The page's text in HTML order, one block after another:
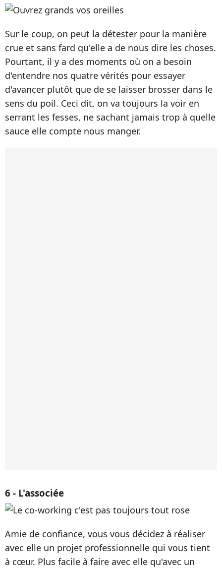
Sur le coup, on peut la détester pour la manière
crue et sans fard qu'elle a de nous dire les choses.
Pourtant, il y a des moments où on a besoin
d'entendre nos quatre vérités pour essayer
d'avancer plutôt que de se laisser brosser dans le
sens du poil. Ceci dit, on va toujours la voir en
serrant les fesses, ne sachant jamais trop à quelle
sauce elle compte nous manger.
6 - L'associée
Amie de confiance, vous vous décidez à réaliser
avec elle un projet professionnelle qui vous tient
à cœur. Plus facile à faire avec elle qu'avec un